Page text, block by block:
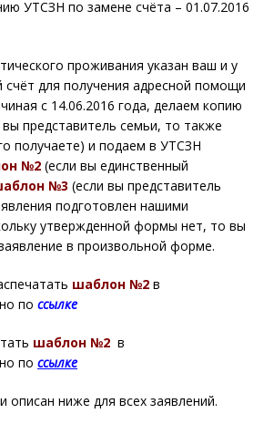
УТСЗН по замене счёта – 01.07.2016
проживания указан ваш и у
счёт для получения адресной помощи
с 14.06.2016 года, делаем копию
представитель семьи, то также
получаете) и подаем в УТСЗН
№2 (если вы единственный
№3 (если вы представитель
подготовлен нашими
утвержденной формы нет, то вы
в произвольной форме.
шаблон №2 в
по ссылке
шаблон №2 в
по ссылке
описан ниже для всех заявлений.